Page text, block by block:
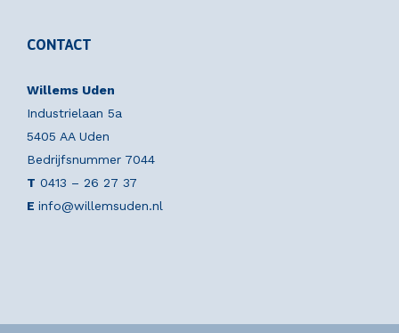
CONTACT
Willems Uden
Industrielaan 5a
5405 AA Uden
Bedrijfsnummer 7044
T 0413 – 26 27 37
E info@willemsuden.nl